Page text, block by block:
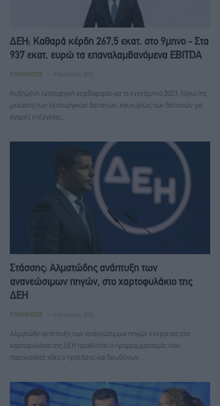
ΔΕΗ: Καθαρά κέρδη 267,5 εκατ. στο 9μηνο - Στα
937 εκατ. ευρώ τα επαναλαμβανόμενα EBITDA
ΕΠΙΧΕΙΡΉΣΕΙΣ 9 Νοεμβρίου, 2023
Αυξημένη λειτουργική κερδοφορία για το εννεάμηνο 2023, λόγω της
μείωσης των λειτουργικών δαπανών, και κυρίως των δαπανών για
αγορές ενέργειας,…
Στάσσης: Αλματώδης ανάπτυξη των
ανανεώσιμων πηγών, στο χαρτοφυλάκιο της
ΔΕΗ
ΕΠΙΧΕΙΡΉΣΕΙΣ 4 Αυγούστου, 2023
Αλματώδη ανάπτυξη των ανανεώσιμων πηγών ενέργειας στο
χαρτοφυλάκιο της ΔΕΗ προβλέπει ο προγραμματισμός που
παρουσίασε χθες ο πρόεδρος και διευθύνων…